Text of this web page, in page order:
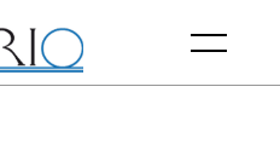
Menu